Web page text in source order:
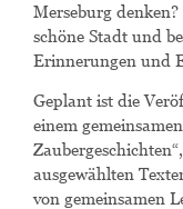
Merseburg
schöne Stadt und
Erinnerungen und
Geplant ist die
einem
ausgewählten
von gemeinsamen